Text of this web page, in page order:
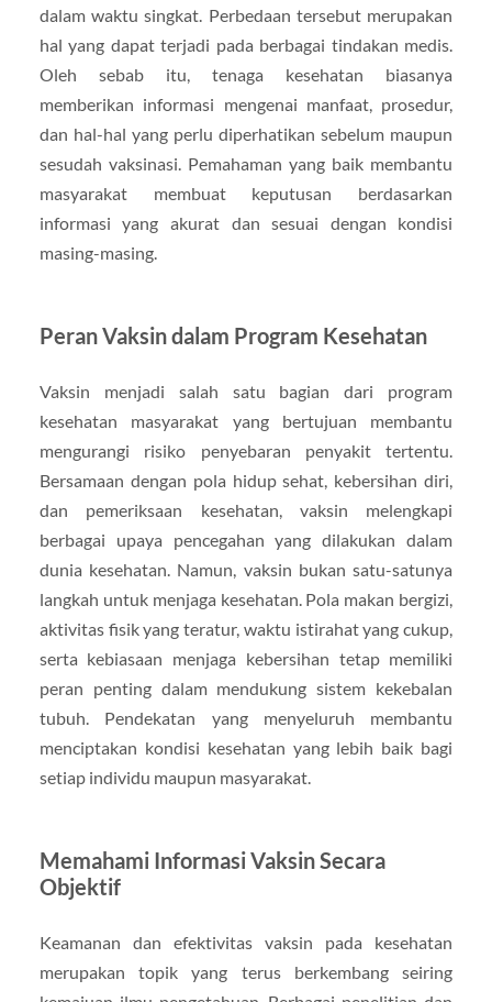
dalam waktu singkat. Perbedaan tersebut merupakan
hal yang dapat terjadi pada berbagai tindakan medis.
Oleh sebab itu, tenaga kesehatan biasanya
memberikan informasi mengenai manfaat, prosedur,
dan hal-hal yang perlu diperhatikan sebelum maupun
sesudah vaksinasi. Pemahaman yang baik membantu
masyarakat membuat keputusan berdasarkan
informasi yang akurat dan sesuai dengan kondisi
masing-masing.
Peran Vaksin dalam Program Kesehatan
Vaksin menjadi salah satu bagian dari program
kesehatan masyarakat yang bertujuan membantu
mengurangi risiko penyebaran penyakit tertentu.
Bersamaan dengan pola hidup sehat, kebersihan diri,
dan pemeriksaan kesehatan, vaksin melengkapi
berbagai upaya pencegahan yang dilakukan dalam
dunia kesehatan. Namun, vaksin bukan satu-satunya
langkah untuk menjaga kesehatan. Pola makan bergizi,
aktivitas fisik yang teratur, waktu istirahat yang cukup,
serta kebiasaan menjaga kebersihan tetap memiliki
peran penting dalam mendukung sistem kekebalan
tubuh. Pendekatan yang menyeluruh membantu
menciptakan kondisi kesehatan yang lebih baik bagi
setiap individu maupun masyarakat.
Memahami Informasi Vaksin Secara
Objektif
Keamanan dan efektivitas vaksin pada kesehatan
merupakan topik yang terus berkembang seiring